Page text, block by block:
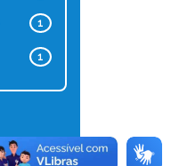
1
1